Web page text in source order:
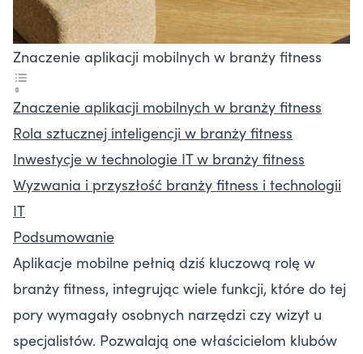
Znaczenie aplikacji mobilnych w branży fitness
Znaczenie aplikacji mobilnych w branży fitness
Rola sztucznej inteligencji w branży fitness
Inwestycje w technologie IT w branży fitness
Wyzwania i przyszłość branży fitness i technologii
IT
Podsumowanie
Aplikacje mobilne pełnią dziś kluczową rolę w
branży fitness, integrując wiele funkcji, które do tej
pory wymagały osobnych narzędzi czy wizyt u
specjalistów. Pozwalają one właścicielom klubów